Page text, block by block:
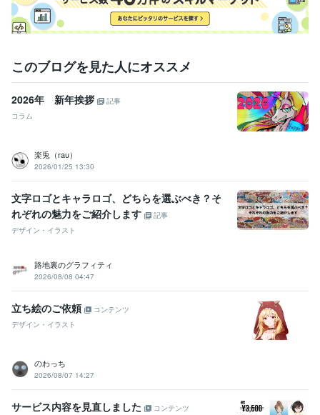
このブログを見た人にオススメ
2026年 新年挨拶
記事
コラム
楽兎（rau）
2026/01/25 13:30
文字ロゴとキャラロゴ、どちらを選ぶべき？そ
れぞれの魅力をご紹介します
記事
デザイン・イラスト
路地裏のグラフィティ
2026/08/08 04:47
立ち絵のご依頼
コンテンツ
デザイン・イラスト
のわっち
2026/08/07 14:27
サービス内容を見直しました
コンテンツ